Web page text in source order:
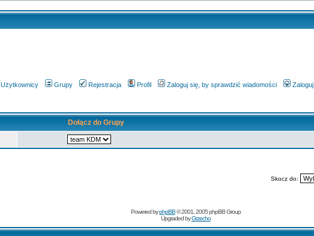
Użytkownicy Grupy Rejestracja Profil Zaloguj się, by sprawdzić wiadomości Zaloguj
Dołącz do Grupy
Skocz do:
Powered byphpBB© 2001, 2005 phpBB Group
Upgraded byGrzecho